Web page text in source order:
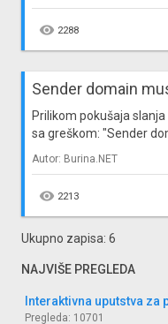
 2288
Sender domain
Prilikom pokušaja
sa greškom: "Sender
Autor: Burina.NET
 2213
Ukupno zapisa: 6
NAJVIŠE PREGLEDA
Interaktivna uputstva za
Pregleda: 10701